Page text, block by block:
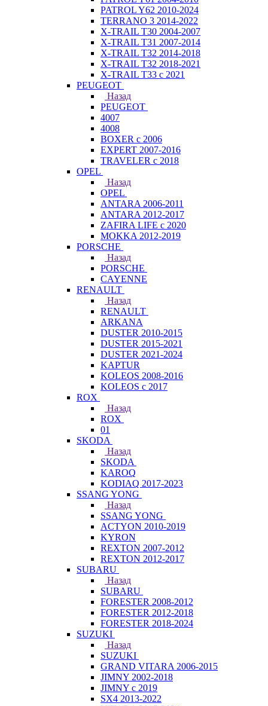
PATROL Y62 2010-2024
TERRANO 3 2014-2022
X-TRAIL T30 2004-2007
X-TRAIL T31 2007-2014
X-TRAIL T32 2014-2018
X-TRAIL T32 2018-2021
X-TRAIL T33 с 2021
PEUGEOT
Назад
PEUGEOT
4007
4008
BOXER с 2006
EXPERT 2007-2016
TRAVELER с 2018
OPEL
Назад
OPEL
ANTARA 2006-2011
ANTARA 2012-2017
ZAFIRA LIFE с 2020
MOKKA 2012-2019
PORSCHE
Назад
PORSCHE
CAYENNE
RENAULT
Назад
RENAULT
ARKANA
DUSTER 2010-2015
DUSTER 2015-2021
DUSTER 2021-2024
KAPTUR
KOLEOS 2008-2016
KOLEOS с 2017
ROX
Назад
ROX
01
SKODA
Назад
SKODA
KAROQ
KODIAQ 2017-2023
SSANG YONG
Назад
SSANG YONG
ACTYON 2010-2019
KYRON
REXTON 2007-2012
REXTON 2012-2017
SUBARU
Назад
SUBARU
FORESTER 2008-2012
FORESTER 2012-2018
FORESTER 2018-2024
SUZUKI
Назад
SUZUKI
GRAND VITARA 2006-2015
JIMNY 2002-2018
JIMNY с 2019
SX4 2013-2022